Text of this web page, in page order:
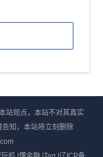
站观点，本站不对其真实
知，本站将立刻删除